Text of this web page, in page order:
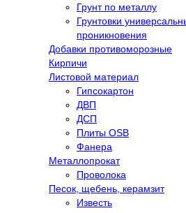
Грунт по металлу
Грунтовки
проникновения
Добавки противоморозные
Кирпичи
Листовой материал
Гипсокартон
ДВП
ДСП
Плиты OSB
Фанера
Металлопрокат
Проволока
Песок, щебень, керамзит
Известь